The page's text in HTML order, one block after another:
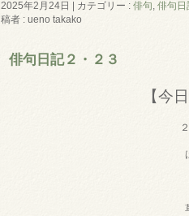
2025年2月24日 カテゴリー : 俳句 俳句日
稿者 : ueno takako
俳句日記２・２３
【今